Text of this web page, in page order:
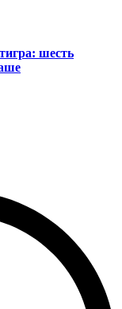
шесть